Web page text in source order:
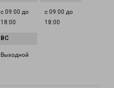
с 09:00 до
18:00
с 09:00 до
18:00
Выходной